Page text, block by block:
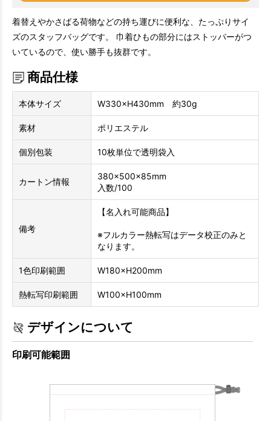
着替えやかさばる荷物などの持ち運びに便利な、たっぷりサイ
ズのスタッフバッグです。 巾着ひもの部分にはストッパーがつ
いているので、使い勝手も抜群です。
商品仕様
本体サイズ W330×H430mm 約30g
素材 ポリエステル
個別包装 10枚単位で透明袋入
カートン情報
380×500×85mm
入数/100
備考
【名入れ可能商品】
※フルカラー熱転写はデータ校正のみと
なります。
1色印刷範囲 W180×H200mm
熱転写印刷範囲 W100×H100mm
デザインについて
印刷可能範囲